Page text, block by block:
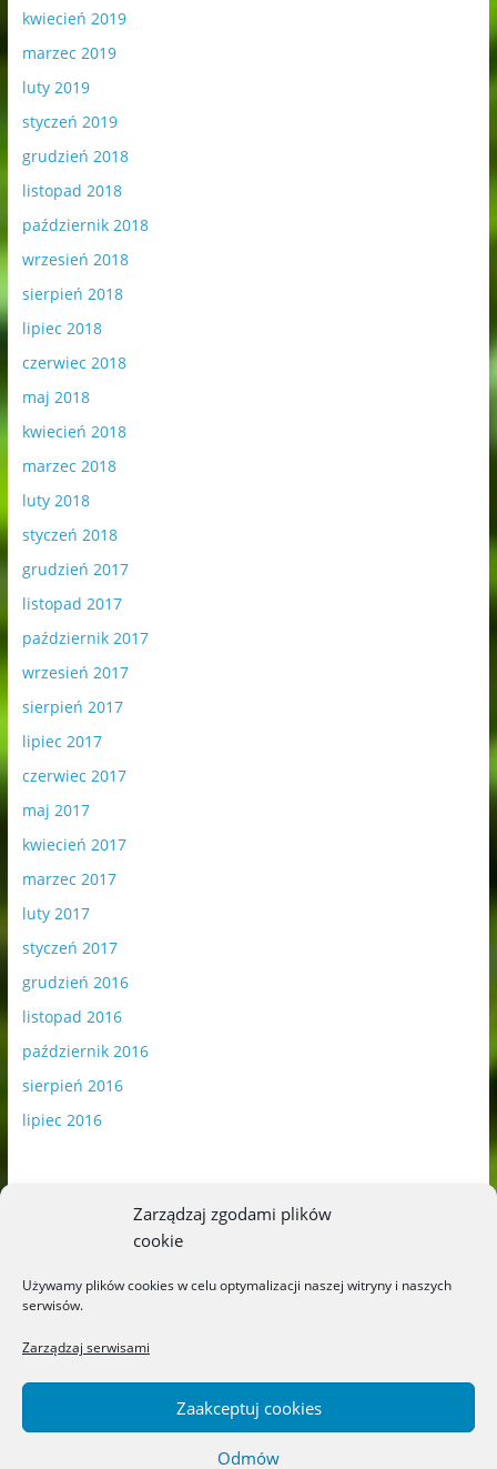
Zarządzaj zgodami plików
cookie
Używamy plików cookies w celu optymalizacji naszej witryny i naszych
serwisów.
Zarządzaj serwisami
Zaakceptuj cookies
Odmów
kwiecień 2019
marzec 2019
luty 2019
styczeń 2019
grudzień 2018
listopad 2018
październik 2018
wrzesień 2018
sierpień 2018
lipiec 2018
czerwiec 2018
maj 2018
kwiecień 2018
marzec 2018
luty 2018
styczeń 2018
grudzień 2017
listopad 2017
październik 2017
wrzesień 2017
sierpień 2017
lipiec 2017
czerwiec 2017
maj 2017
kwiecień 2017
marzec 2017
luty 2017
styczeń 2017
grudzień 2016
listopad 2016
październik 2016
sierpień 2016
lipiec 2016